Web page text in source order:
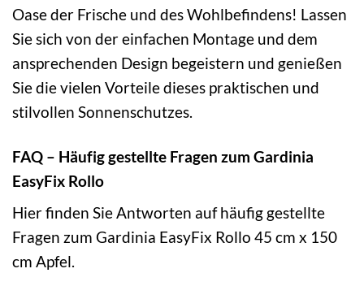
Oase der Frische und des Wohlbefindens! Lassen
Sie sich von der einfachen Montage und dem
ansprechenden Design begeistern und genießen
Sie die vielen Vorteile dieses praktischen und
stilvollen Sonnenschutzes.
FAQ – Häufig gestellte Fragen zum Gardinia
EasyFix Rollo
Hier finden Sie Antworten auf häufig gestellte
Fragen zum Gardinia EasyFix Rollo 45 cm x 150
cm Apfel.